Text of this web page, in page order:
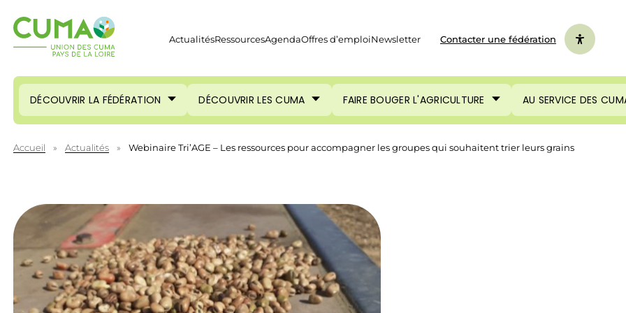
ActualitésRessourcesAgendaOffres d’emploiNewsletter Contacter une fédération
DÉCOUVRIR LA FÉDÉRATION DÉCOUVRIR LES CUMA FAIRE BOUGER L'AGRICULTURE AU SERVICE DES
Accueil » Actualités » Webinaire Tri’AGE – Les ressources pour accompagner les groupes qui souhaitent trier leurs grains